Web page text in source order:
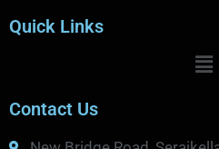
Quick Links
Contact Us